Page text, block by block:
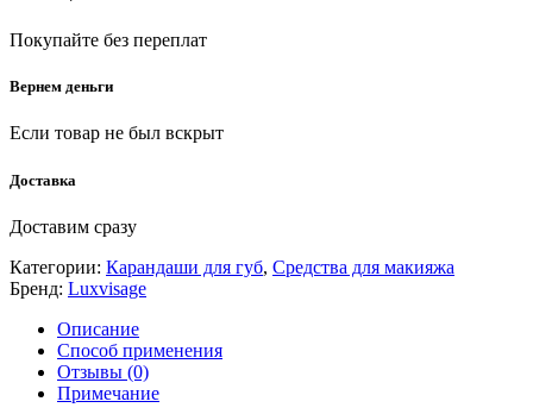
Покупайте без переплат
Вернем деньги
Если товар не был вскрыт
Доставка
Доставим сразу
Категории: Карандаши для губ, Средства для макияжа
Бренд: Luxvisage
Описание
Способ применения
Отзывы (0)
Примечание